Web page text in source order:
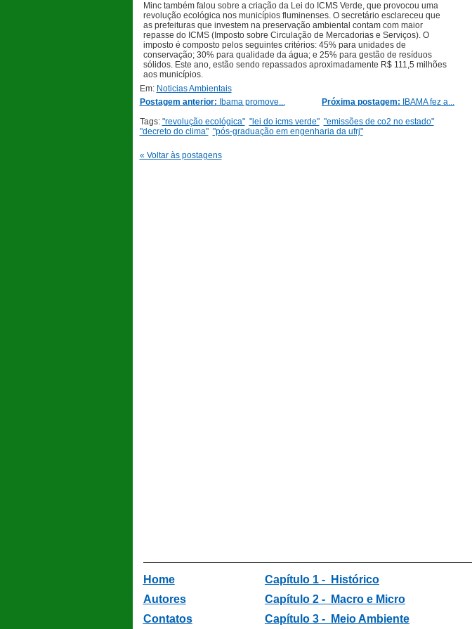
Minc também falou sobre a criação da Lei do ICMS Verde, que provocou uma
revolução ecológica nos municípios fluminenses. O secretário esclareceu que
as prefeituras que investem na preservação ambiental contam com maior
repasse do ICMS (Imposto sobre Circulação de Mercadorias e Serviços). O
imposto é composto pelos seguintes critérios: 45% para unidades de
conservação; 30% para qualidade da água; e 25% para gestão de resíduos
sólidos. Este ano, estão sendo repassados aproximadamente R$ 111,5 milhões
aos municípios.
Em: Noticias Ambientais
Próxima postagem: IBAMA fez a...
Postagem anterior: Ibama promove...
Tags: "revolução ecológica" "lei do icms verde" "emissões de co2 no estado"
"decreto do clima" "pós-graduação em engenharia da ufrj"
« Voltar às postagens
Home
Autores
Contatos
Capítulo 1 - Histórico
Capítulo 2 -
Macro e Micro
Capítulo 3 -
Meio Ambiente